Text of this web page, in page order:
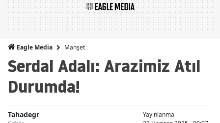
Eagle Media Manşet
Serdal Adalı: Arazimiz Atıl
Durumda!
Tahadegr
Yayınlanma